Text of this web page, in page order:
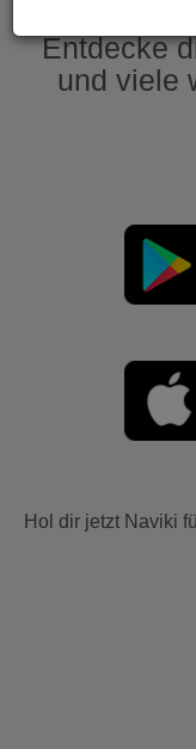
Entdecke
und viele
Hol dir jetzt Naviki